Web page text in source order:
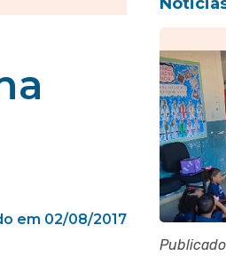
em 02/08/2017